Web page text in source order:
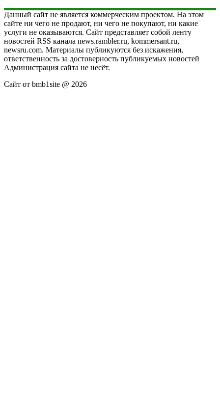
Данный сайт не является коммерческим проектом. На этом
сайте ни чего не продают, ни чего не покупают, ни какие
услуги не оказываются. Сайт представляет собой ленту
новостей RSS канала news.rambler.ru, kommersant.ru,
newsru.com. Материалы публикуются без искажения,
ответственность за достоверность публикуемых новостей
Администрация сайта не несёт.
Сайт от bmb1site @ 2026